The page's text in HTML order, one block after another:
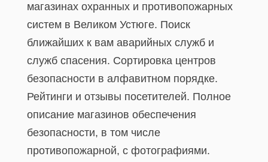
магазинах охранных и противопожарных
систем в Великом Устюге. Поиск
ближайших к вам аварийных служб и
служб спасения. Сортировка центров
безопасности в алфавитном порядке.
Рейтинги и отзывы посетителей. Полное
описание магазинов обеспечения
безопасности, в том числе
противопожарной, с фотографиями.